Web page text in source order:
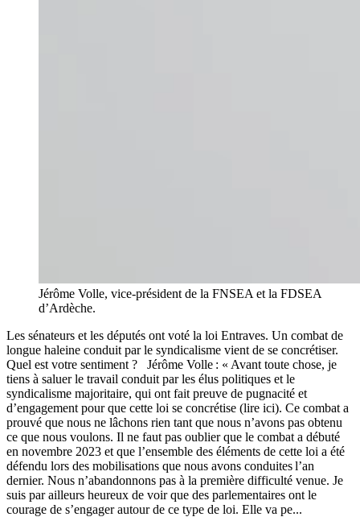
Jérôme Volle, vice-président de la FNSEA et la FDSEA
d’Ardèche.
Les sénateurs et les députés ont voté la loi Entraves. Un combat de
longue haleine conduit par le syndicalisme vient de se concrétiser.
Quel est votre sentiment ? Jérôme Volle : « Avant toute chose, je
tiens à saluer le travail conduit par les élus politiques et le
syndicalisme majoritaire, qui ont fait preuve de pugnacité et
d’engagement pour que cette loi se concrétise (lire ici). Ce combat a
prouvé que nous ne lâchons rien tant que nous n’avons pas obtenu
ce que nous voulons. Il ne faut pas oublier que le combat a débuté
en novembre 2023 et que l’ensemble des éléments de cette loi a été
défendu lors des mobilisations que nous avons conduites l’an
dernier. Nous n’abandonnons pas à la première difficulté venue. Je
suis par ailleurs heureux de voir que des parlementaires ont le
courage de s’engager autour de ce type de loi. Elle va pe...